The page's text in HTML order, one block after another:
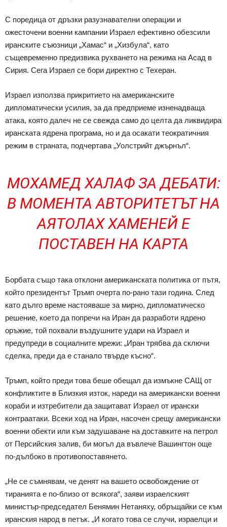
С поредица от дръзки разузнавателни операции и
ожесточени военни кампании Израел ефективно обезсили
иранските съюзници „Хамас“ и „Хизбула“, като
същевременно предизвика рухването на режима на Асад в
Сирия. Сега Израел се бори директно с Техеран.
Израел използва прикритието на американските
дипломатически усилия, за да предприеме изненадваща
атака, която далеч не се свежда само до целта да ликвидира
иранската ядрена програма, но и да осакати теократичния
режим в страната, подчертава „Уолстрийт джърнъл“.
МОХАМЕД ХАЛАФ ЗА ДЕБАТИ:
В МОМЕНТА АВТОРИТЕТЪТ НА
АЯТОЛАХ ХАМЕНЕЙ Е
ПОСТАВЕН НА КАРТА
Борбата също така отклони американската политика от пътя,
който президентът Тръмп очерта по-рано тази година. След
като дълго време настояваше за мирно, дипломатическо
решение, което да попречи на Иран да разработи ядрено
оръжие, той похвали въздушните удари на Израел и
предупреди в социалните мрежи: „Иран трябва да сключи
сделка, преди да е станало твърде късно“.
Тръмп, който преди това беше обещал да измъкне САЩ от
конфликтите в Близкия изток, нареди на американски военни
кораби и изтребители да защитават Израел от ирански
контраатаки. Всеки ход на Иран, насочен срещу американски
военни обекти или към задушаване на доставките на петрол
от Персийския залив, би могъл да въвлече Вашингтон още
по-дълбоко в противопоставянето.
„Не се съмнявам, че денят на вашето освобождение от
тиранията е по-близо от всякога“, заяви израелският
министър-председател Бенямин Нетаняху, обръщайки се към
иранския народ в петък. „И когато това се случи, израелци и